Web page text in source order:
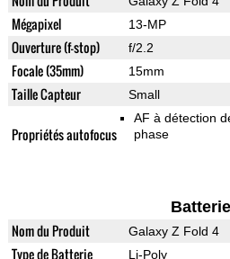
Mégapixel 13-MP
Ouverture (f-stop) f/2.2
Focale (35mm) 15mm
Taille Capteur Small
Propriétés autofocus
AF à détection
phase
Batterie
Nom du Produit Galaxy Z Fold 4
Type de Batterie Li-Poly